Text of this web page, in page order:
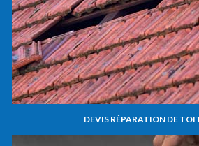
DEVIS RÉPARATION DE